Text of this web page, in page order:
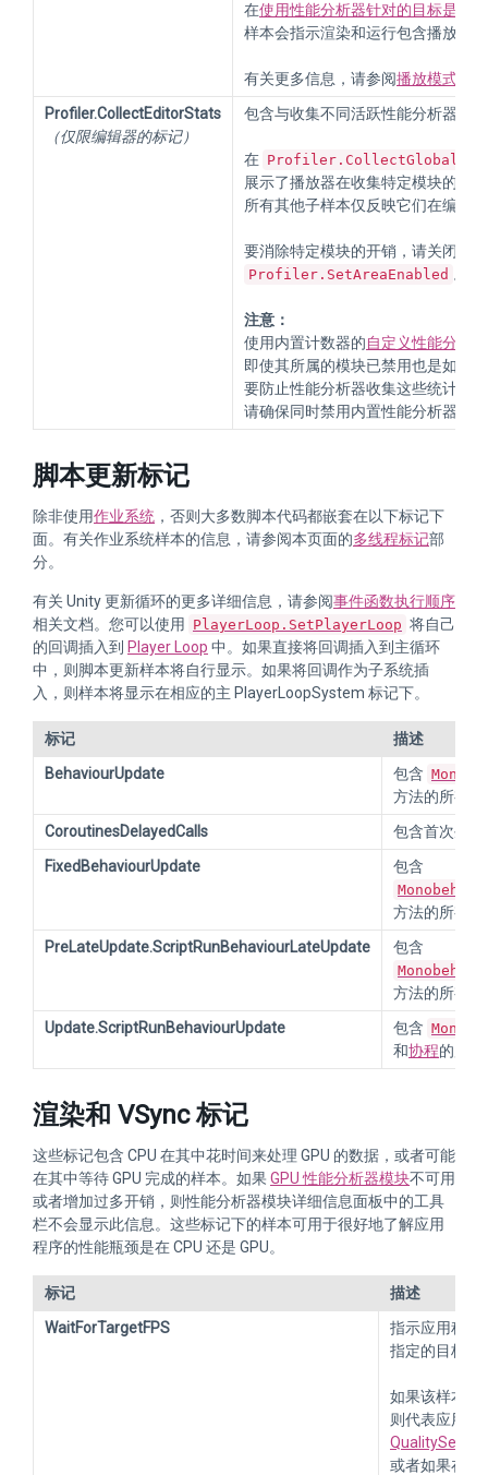
在使用性能分析器针对的目标是播
样本会指示渲染和运行包含播放器
有关更多信息，请参阅播放模式和
Profiler.CollectEditorStats
（仅限编辑器的标记）
包含与收集不同活跃性能分析器模
在
展示了播放器在收集特定模块的统
所有其他子样本仅反映它们在编辑
要消除特定模块的开销，请关闭模
Profiler.SetAreaEnabled
注意：
使用内置计数器的自定义性能分析
即使其所属的模块已禁用也是如此。
要防止性能分析器收集这些统计信
请确保同时禁用内置性能分析器模
脚本更新标记
除非使用作业系统 ，否则大多数脚本代码都嵌套在以下标记下
面。有关作业系统样本的信息，请参阅本页面的多线程标记部
分。
有关 Unity 更新循环的更多详细信息，请参阅事件函数执行顺序
相关文档。您可以使用
PlayerLoop.SetPlayerLoop 将自己
的回调插入到 Player Loop 中。如果直接将回调插入到主循环
中，则脚本更新样本将自行显示。如果将回调作为子系统插
入，则样本将显示在相应的主 PlayerLoopSystem 标记下。
标记
描述
BehaviourUpdate
包含
方法的所有样
CoroutinesDelayedCalls
包含首次生
FixedBehaviourUpdate
包含
方法的所有样
PreLateUpdate.ScriptRunBehaviourLateUpdate
包含
方法的所有样
Update.ScriptRunBehaviourUpdate
包含
和协程的所
渲染和 VSync 标记
这些标记包含 CPU 在其中花时间来处理 GPU 的数据，或者可能
在其中等待 GPU 完成的样本。如果 GPU 性能分析器模块不可用
或者增加过多开销，则性能分析器模块详细信息面板中的工具
栏不会显示此信息。这些标记下的样本可用于很好地了解应用
程序的性能瓶颈是在 CPU 还是 GPU。
标记
描述
WaitForTargetFPS
指示应用程序
指定的目标
如果该样本是
则代表应用程
或者如果在目